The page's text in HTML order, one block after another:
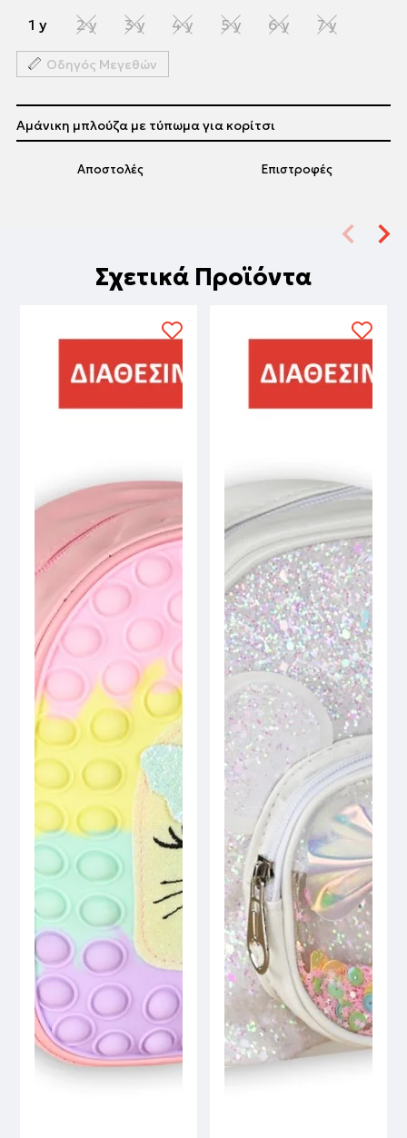
1 y 2 y 3 y 4 y 5 y 6 y 7 y
Οδηγός Μεγεθών
Αποστολές Επιστροφές
Αμάνικη μπλούζα με τύπωμα για κορίτσι
Σχετικά Προϊόντα